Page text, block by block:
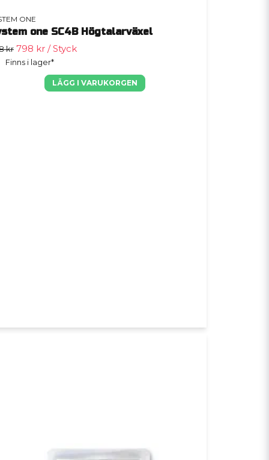
ONE
one SC4B Högtalarväxel
kr 798 kr / Styck
Finns i lager*
LÄGG I VARUKORGEN